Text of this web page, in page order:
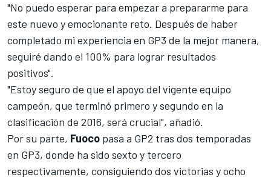
"No puedo esperar para empezar a prepararme para
este nuevo y emocionante reto. Después de haber
completado mi experiencia en GP3 de la mejor manera,
seguiré dando el 100% para lograr resultados
positivos".
"Estoy seguro de que el apoyo del vigente equipo
campeón, que terminó primero y segundo en la
clasificación de 2016, será crucial", añadió.
Por su parte, Fuoco pasa a GP2 tras dos temporadas
en GP3, donde ha sido sexto y tercero
respectivamente, consiguiendo dos victorias y ocho